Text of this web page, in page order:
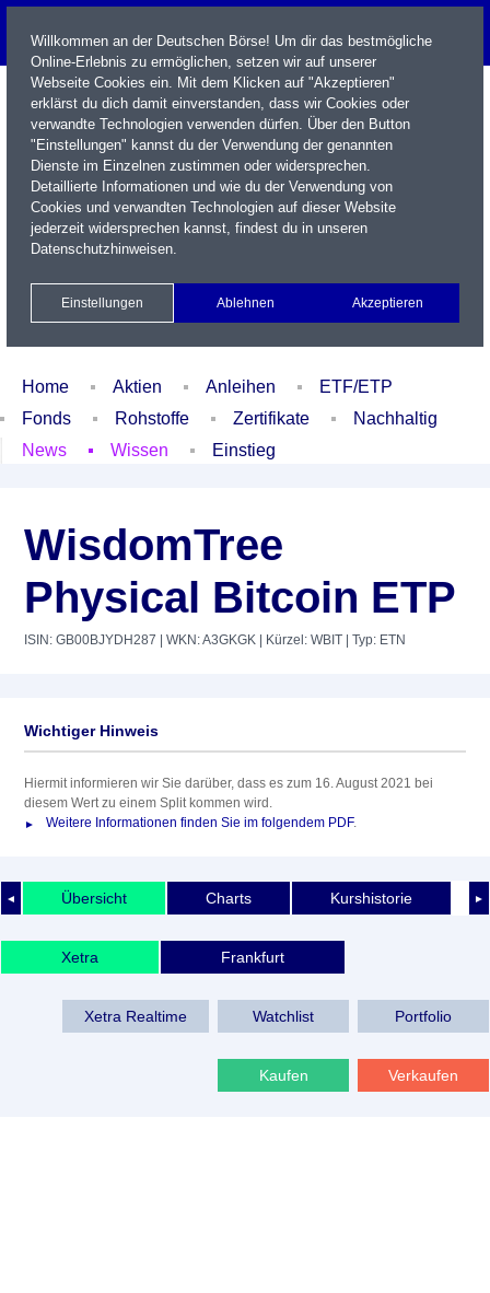
Name / WKN / ISIN / Kürzel
Xetra Realtime
Watchlist Portfolio Login
Home Aktien Anleihen
ETF/ETP
Fonds
Rohstoffe Zertifikate
Nachhaltig
News
Wissen Einstieg
WisdomTree
Physical Bitcoin ETP
ISIN: GB00BJYDH287 | WKN: A3GKGK | Kürzel: WBIT | Typ: ETN
Wichtiger Hinweis
Hiermit informieren wir Sie darüber, dass es zum 16. August 2021 bei
diesem Wert zu einem Split kommen wird.
Weitere Informationen finden Sie im folgendem PDF.
◄ ►
Übersicht Charts Kurshistorie
Xetra Frankfurt
Xetra Realtime Watchlist Portfolio
Kaufen Verkaufen
Willkommen an der Deutschen Börse! Um dir das bestmögliche
Online-Erlebnis zu ermöglichen, setzen wir auf unserer
Webseite Cookies ein. Mit dem Klicken auf "Akzeptieren"
erklärst du dich damit einverstanden, dass wir Cookies oder
verwandte Technologien verwenden dürfen. Über den Button
"Einstellungen" kannst du der Verwendung der genannten
Dienste im Einzelnen zustimmen oder widersprechen.
Detaillierte Informationen und wie du der Verwendung von
Cookies und verwandten Technologien auf dieser Website
jederzeit widersprechen kannst, findest du in unseren
Datenschutzhinweisen.
Einstellungen Ablehnen Akzeptieren